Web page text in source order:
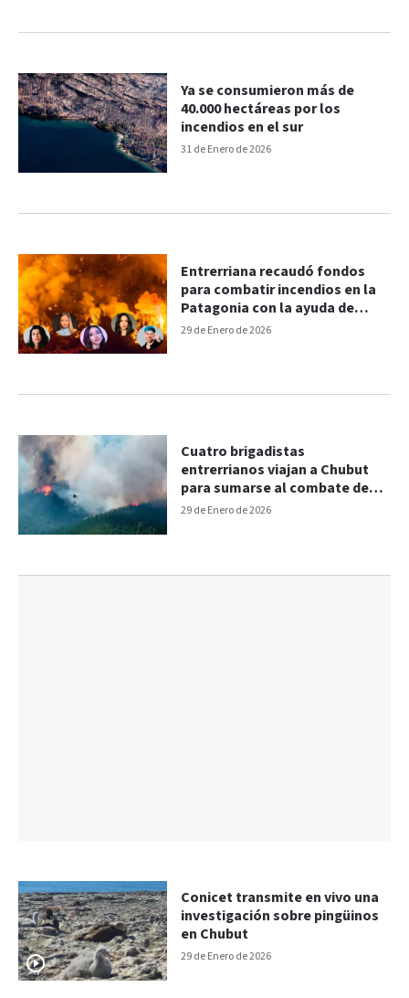
31 de Enero de 2026
Ya se consumieron más de
40.000 hectáreas por los
incendios en el sur
29 de Enero de 2026
Entrerriana recaudó fondos
para combatir incendios en la
Patagonia con la ayuda de
Cazzu y otros artistas
29 de Enero de 2026
Cuatro brigadistas
entrerrianos viajan a Chubut
para sumarse al combate de
incendios
29 de Enero de 2026
Conicet transmite en vivo una
investigación sobre pingüinos
en Chubut